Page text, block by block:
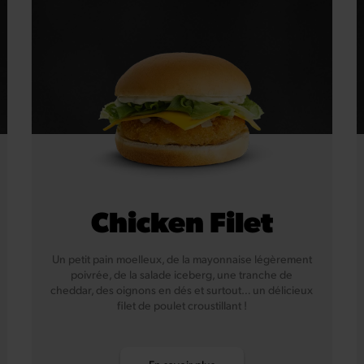
Chicken Filet
Un petit pain moelleux, de la mayonnaise légèrement
poivrée, de la salade iceberg, une tranche de
cheddar, des oignons en dés et surtout… un délicieux
filet de poulet croustillant !